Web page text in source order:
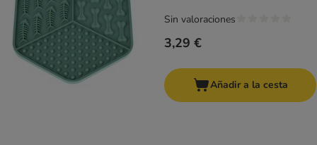
3,29 €
Sin valoraciones
Añadir a la cesta